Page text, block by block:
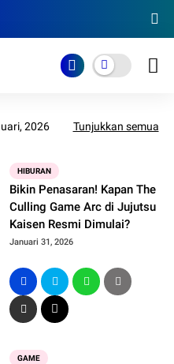
2026 Tunjukkan semua
HIBURAN
Bikin Penasaran! Kapan The
Culling Game Arc di Jujutsu
Kaisen Resmi Dimulai?
Januari 31, 2026
GAME